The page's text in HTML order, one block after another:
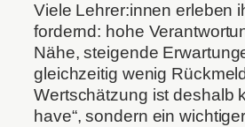
Viele Lehrer:innen erleben
fordernd: hohe
Nähe, steigende
gleichzeitig wenig
Wertschätzung ist deshalb
have“, sondern ein